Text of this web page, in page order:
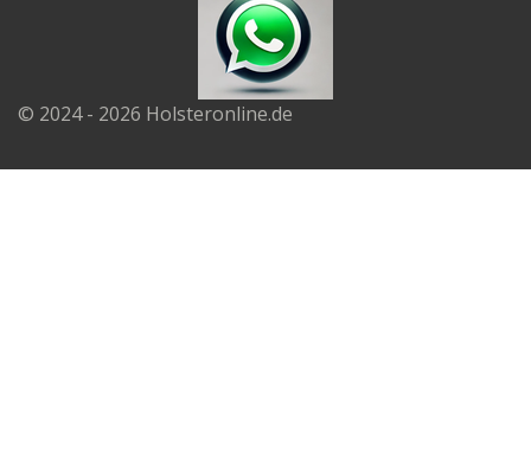
© 2024 - 2026 Holsteronline.de